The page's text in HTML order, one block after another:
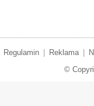
Regulamin Reklama
©